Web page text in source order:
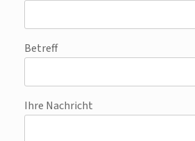
Betreff
Ihre Nachricht